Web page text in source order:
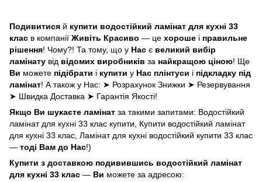
Подивитися й купити водостійкий ламінат для кухні 33
клас в компанії Живіть Красиво — це хороше і правильне
рішення! Чому?! Та тому, що у Нас є великий вибір
ламінату від відомих виробників за найкращою ціною! Ще
Ви можете підібрати і купити у Нас плінтуси і підкладку під
ламінат! А також у Нас: ➤ Розрахунок Знижки ➤ Резервування
➤ Швидка Доставка ➤ Гарантія Якості!
Якщо Ви шукаєте ламінат за такими запитами: Водостійкий
ламінат для кухні 33 клас купити, Купити водостійкий ламінат
для кухні 33 клас, Ламінат для кухні водостійкий купити 33 клас
— тоді Вам до Нас!)
Купити з доставкою подивившись водостійкий ламінат
для кухні 33 клас — Ви можете за адресою: